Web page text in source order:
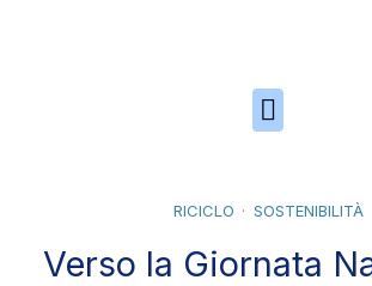
RICICLO SOSTENIBILITÀ
Verso la Giornata